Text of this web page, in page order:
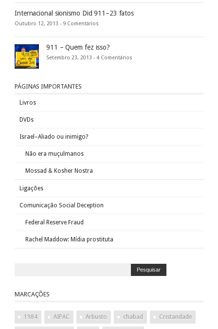
Internacional sionismo Did 911–23 fatos
Outubro 12, 2013 - 9 Comentários
911 – Quem fez isso?
Setembro 23, 2013 - 4 Comentários
PÁGINAS IMPORTANTES
Livros
DVDs
Israel–Aliado ou inimigo?
Não era muçulmanos
Mossad & Kosher Nostra
Ligações
Comunicação Social Deception
Federal Reserve Fraud
Rachel Maddow: Mídia prostituta
MARCAÇÕES
1984 AIPAC Arbusto chabad Cristandade